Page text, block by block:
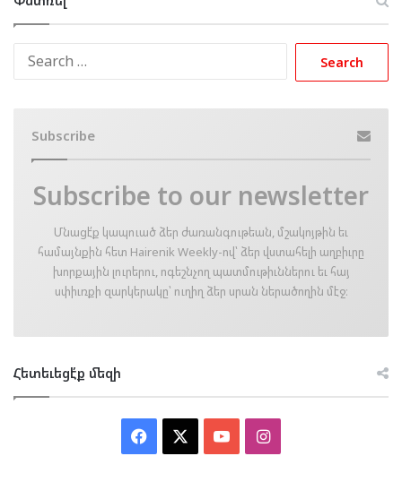
Subscribe
Subscribe to our newsletter
Մնացէ՛ք կապուած ձեր ժառանգութեան, մշակոյթին եւ
համայնքին հետ Hairenik Weekly-ով՝ ձեր վստահելի աղբիւրը
խորքային լուրերու, ոգեշնչող պատմութիւններու եւ հայ
սփիւռքի զարկերակը՝ ուղիղ ձեր սրան ներածողին մէջ։
Հետեւեցէ՛ք մեզի
Facebook YouTubeInstagram